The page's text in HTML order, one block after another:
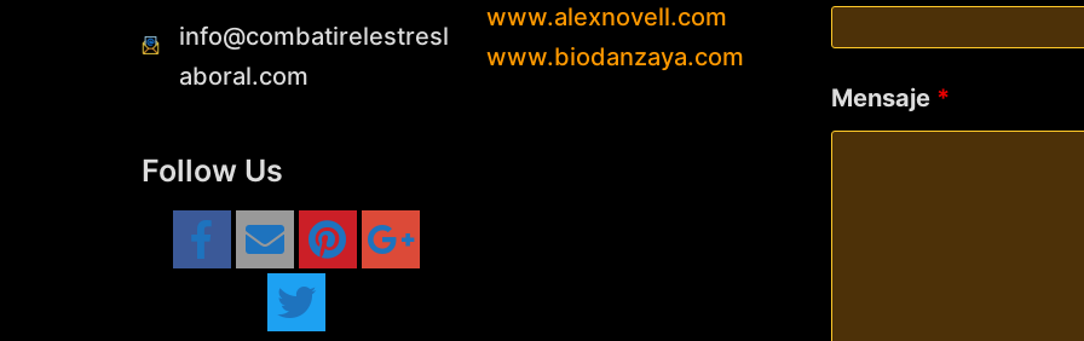
info@combatirelestresl
aboral.com
Follow Us
www.alexnovell.com
www.biodanzaya.com
Mensaje *